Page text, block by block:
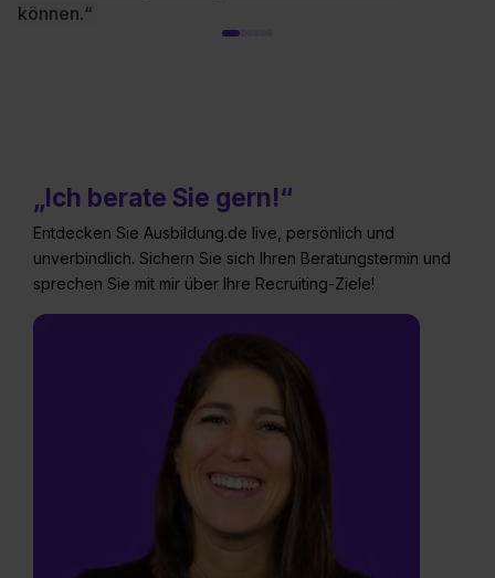
können.“
„Ich berate Sie gern!“
Entdecken Sie Ausbildung.de live, persönlich und
unverbindlich. Sichern Sie sich Ihren Beratungstermin und
sprechen Sie mit mir über Ihre Recruiting-Ziele!